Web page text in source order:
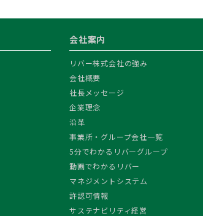
会社案内
リバー株式会社の強み
会社概要
社長メッセージ
企業理念
沿革
事業所・グループ会社一覧
5分でわかるリバーグループ
動画でわかるリバー
マネジメントシステム
許認可情報
サステナビリティ経営